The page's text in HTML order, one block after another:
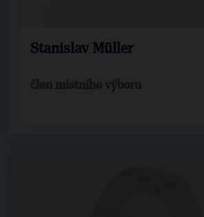
Stanislav Müller
člen místního výboru